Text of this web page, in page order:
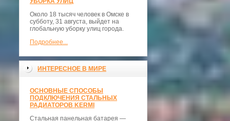
Около 18 тысяч человек в Омске в
субботу, 31 августа, выйдет на
глобальную уборку улиц города.
Подробнее...
ИНТЕРЕСНОЕ В МИРЕ
ОСНОВНЫЕ СПОСОБЫ
ПОДКЛЮЧЕНИЯ СТАЛЬНЫХ
РАДИАТОРОВ KERMI
Стальная панельная батарея —